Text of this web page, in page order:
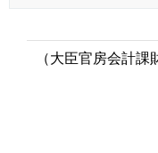
（大臣官房会計課